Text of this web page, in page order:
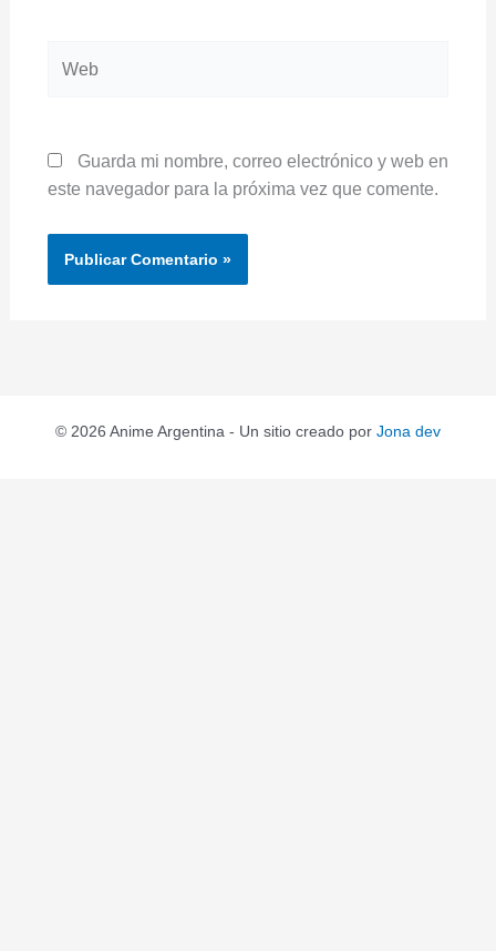
Guarda mi nombre, correo electrónico y web en
este navegador para la próxima vez que comente.
© 2026 Anime Argentina - Un sitio creado por Jona dev